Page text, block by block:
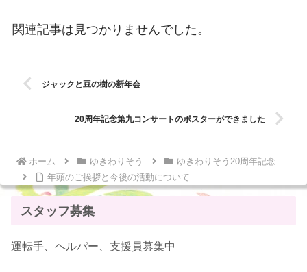
関連記事は見つかりませんでした。
ジャックと豆の樹の新年会
20周年記念第九コンサートのポスターができました
ホーム ゆきわりそう
ゆきわりそう20周年記念
年頭のご挨拶と今後の活動について
スタッフ募集
運転手、ヘルパー、支援員募集中